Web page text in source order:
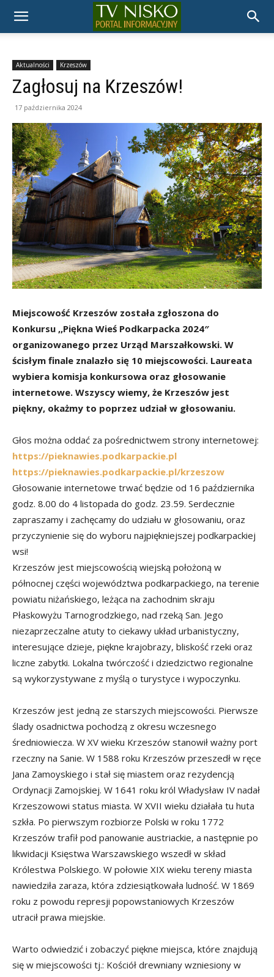
TELEWIZJA
NISKO
Aktualności Krzeszów
Zagłosuj na Krzeszów!
17 października 2024
Miejscowość Krzeszów została zgłoszona do
Konkursu ,,Piękna Wieś Podkarpacka 2024″
organizowanego przez Urząd Marszałkowski. W
ścisłym finale znalazło się 10 miejscowości. Laureata
wybiera komisja konkursowa oraz głosowanie
internetowe. Wszyscy wiemy, że Krzeszów jest
piękny, okażmy to poprzez udział w głosowaniu.
Głos można oddać za pośrednictwem strony internetowej:
https://pieknawies.podkarpackie.pl
https://pieknawies.podkarpackie.pl/krzeszow
Głosowanie internetowe trwać będzie od 16 października
godz. 8.00 do 4 listopada do godz. 23.59. Serdecznie
zapraszamy i zachęcamy do udziału w głosowaniu, oraz
przyczynienie się do wyboru najpiękniejszej podkarpackiej
wsi!
Krzeszów jest miejscowością wiejską położoną w
północnej części województwa podkarpackiego, na terenie
powiatu niżańskiego, leżąca na zachodnim skraju
Płaskowyżu Tarnogrodzkiego, nad rzeką San. Jego
niezaprzeczalne atuty to ciekawy układ urbanistyczny,
interesujące dzieje, piękne krajobrazy, bliskość rzeki oraz
liczne zabytki. Lokalna twórczość i dziedzictwo regionalne
są wykorzystywane z myślą o turystyce i wypoczynku.
Krzeszów jest jedną ze starszych miejscowości. Pierwsze
ślady osadnictwa pochodzą z okresu wczesnego
średniowiecza. W XV wieku Krzeszów stanowił ważny port
rzeczny na Sanie. W 1588 roku Krzeszów przeszedł w ręce
Jana Zamoyskiego i stał się miastem oraz rezydencją
Ordynacji Zamojskiej. W 1641 roku król Władysław IV nadał
Krzeszowowi status miasta. W XVII wieku działała tu huta
szkła. Po pierwszym rozbiorze Polski w roku 1772
Krzeszów trafił pod panowanie austriackie, a następnie po
likwidacji Księstwa Warszawskiego wszedł w skład
Królestwa Polskiego. W połowie XIX wieku tereny miasta
nawiedziła zaraza, która zdziesiątkowała ludność. W 1869
roku z powodu represji popowstaniowych Krzeszów
utracił prawa miejskie.
Warto odwiedzić i zobaczyć piękne miejsca, które znajdują
się w miejscowości tj.: Kościół drewniany wzniesiony w